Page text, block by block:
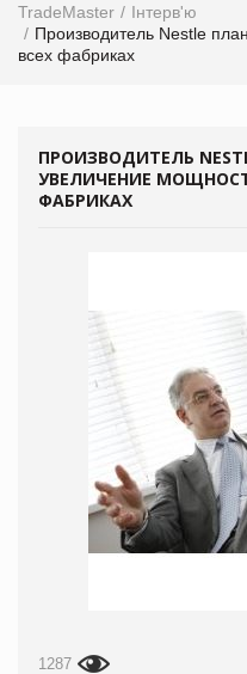
TradeMaster
Інтерв'ю
Производитель Nestle
всех фабриках
ПРОИЗВОДИТЕЛЬ
УВЕЛИЧЕНИЕ
ФАБРИКАХ
1287